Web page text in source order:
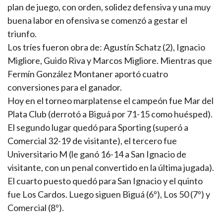
plan de juego, con orden, solidez defensiva y una muy
buena labor en ofensiva se comenzó a gestar el
triunfo.
Los tríes fueron obra de: Agustín Schatz (2), Ignacio
Migliore, Guido Riva y Marcos Migliore. Mientras que
Fermín González Montaner aportó cuatro
conversiones para el ganador.
Hoy en el torneo marplatense el campeón fue Mar del
Plata Club (derrotó a Biguá por 71-15 como huésped).
El segundo lugar quedó para Sporting (superó a
Comercial 32-19 de visitante), el tercero fue
Universitario M (le ganó 16-14 a San Ignacio de
visitante, con un penal convertido en la última jugada).
El cuarto puesto quedó para San Ignacio y el quinto
fue Los Cardos. Luego siguen Biguá (6º), Los 50 (7º) y
Comercial (8º).